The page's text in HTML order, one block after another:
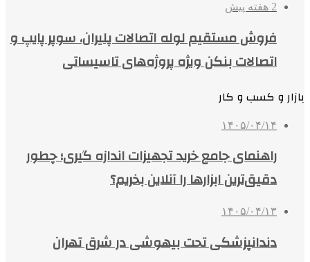
2 هفته پیش
فروش مستقیم لوله اتصالات پلیران، سوپر پایپ و
اتصالات بنکن ویژه پروژه‌های تاسیساتی
بازار و کسب و کار
۱۴۰۵/۰۴/۱۴
راهنمای جامع خرید تجهیزات اندازه گیری؛ چطور
دقیق‌ترین ابزارها را آنلاین بخریم؟
۱۴۰۵/۰۴/۱۳
دندانپزشکی تحت بیهوشی در شرق تهران